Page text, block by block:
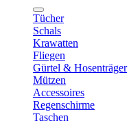
Tücher
Schals
Krawatten
Fliegen
Gürtel & Hosenträger
Mützen
Accessoires
Regenschirme
Taschen